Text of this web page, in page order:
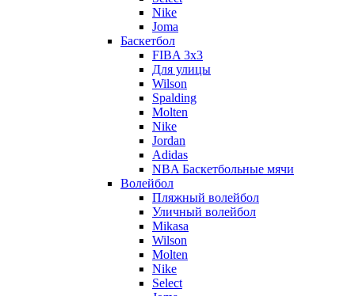
Nike
Joma
Баскетбол
FIBA 3x3
Для улицы
Wilson
Spalding
Molten
Nike
Jordan
Adidas
NBA Баскетбольные мячи
Волейбол
Пляжный волейбол
Уличный волейбол
Mikasa
Wilson
Molten
Nike
Select